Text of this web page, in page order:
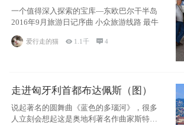
一个值得深入探索的宝库—东欧巴尔干半岛
2016年9月旅游日记序曲 小众旅游线路 最牛
爱行走的猫  1.1千 4
走进匈牙利首都布达佩斯（图）
说起著名的圆舞曲《蓝色的多瑙河》，很多
人立刻会想起这是奥地利著名作曲家斯特劳